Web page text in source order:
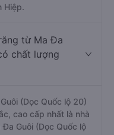
Hiệp.
từ Ma Đa
chất lượng
(Dọc Quốc lộ 20)
cao cấp nhất là nhà
Guôi (Dọc Quốc lộ